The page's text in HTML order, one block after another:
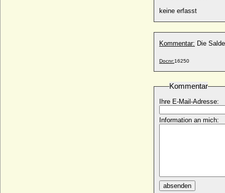
keine erfasst
Kommentar: Die
Docnr:16250
Kommentar
Ihre E-Mail-Adresse:
Information an mich:
absenden